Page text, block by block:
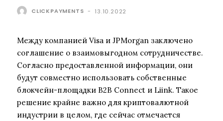
CLICKPAYMENTS - 13.10.2022
Между компанией Visa и JPMorgan заключено
соглашение о взаимовыгодном сотрудничестве.
Согласно предоставленной информации, они
будут совместно использовать собственные
блокчейн-площадки B2B Connect и Liink. Такое
решение крайне важно для криптовалютной
индустрии в целом, где сейчас отмечается